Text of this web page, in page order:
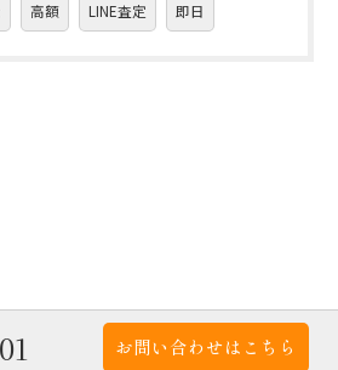
高額 LINE査定 即日
お問い合わせはこちら